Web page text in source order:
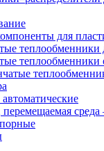
для
теплообменники
среда